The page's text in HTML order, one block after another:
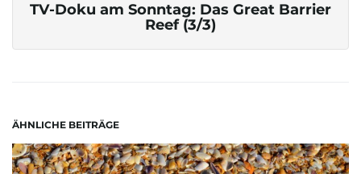
TV-Doku am Sonntag: Das Great Barrier
Reef (3/3)
ÄHNLICHE BEITRÄGE